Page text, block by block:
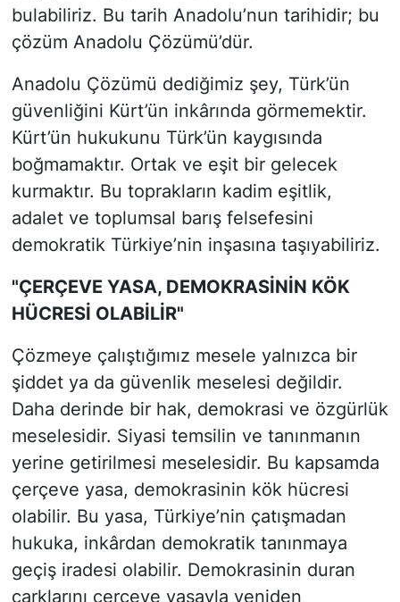
bulabiliriz. Bu tarih Anadolu’nun tarihidir; bu
çözüm Anadolu Çözümü’dür.
Anadolu Çözümü dediğimiz şey, Türk’ün
güvenliğini Kürt’ün inkârında görmemektir.
Kürt’ün hukukunu Türk’ün kaygısında
boğmamaktır. Ortak ve eşit bir gelecek
kurmaktır. Bu toprakların kadim eşitlik,
adalet ve toplumsal barış felsefesini
demokratik Türkiye’nin inşasına taşıyabiliriz.
"ÇERÇEVE YASA, DEMOKRASİNİN KÖK
HÜCRESİ OLABİLİR"
Çözmeye çalıştığımız mesele yalnızca bir
şiddet ya da güvenlik meselesi değildir.
Daha derinde bir hak, demokrasi ve özgürlük
meselesidir. Siyasi temsilin ve tanınmanın
yerine getirilmesi meselesidir. Bu kapsamda
çerçeve yasa, demokrasinin kök hücresi
olabilir. Bu yasa, Türkiye’nin çatışmadan
hukuka, inkârdan demokratik tanınmaya
geçiş iradesi olabilir. Demokrasinin duran
çarklarını çerçeve yasayla yeniden